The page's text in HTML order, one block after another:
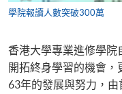
學院報讀人數突破300萬
香港大學專業進修學院
開拓終身學習的機會
63年的發展與努力，